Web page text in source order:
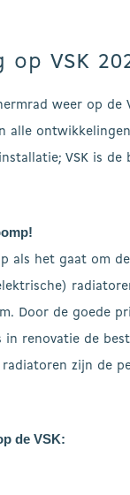
VSK
weer op de
alle
VSK is
als het gaat om
Door de goede
renovatie de
zijn de
de VSK: